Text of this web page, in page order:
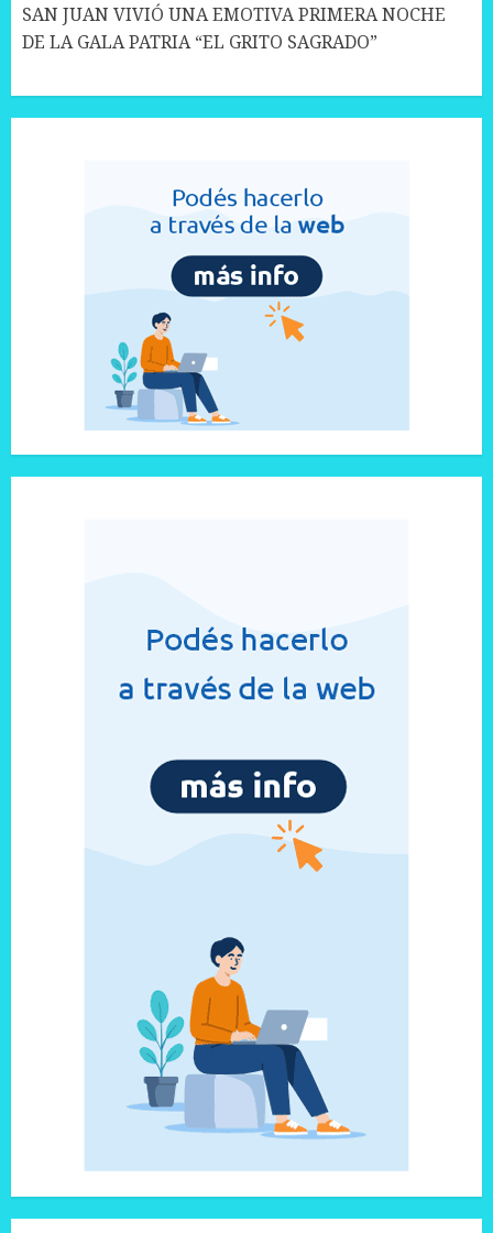
SAN JUAN VIVIÓ UNA EMOTIVA PRIMERA NOCHE
DE LA GALA PATRIA “EL GRITO SAGRADO”